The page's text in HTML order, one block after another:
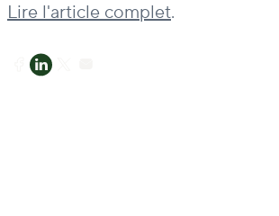
Lire l'article complet.